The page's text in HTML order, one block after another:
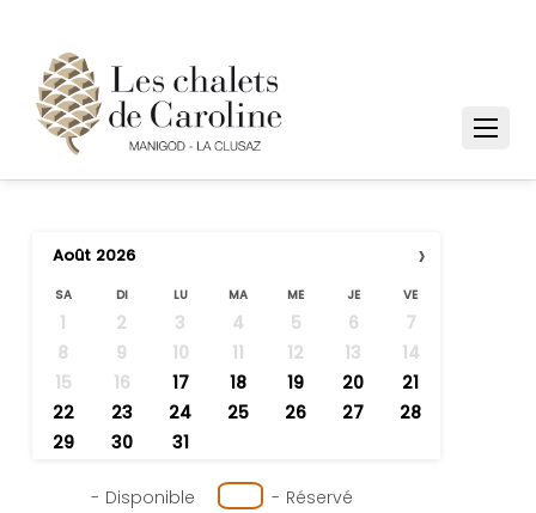
›
Août 2026
SA DI LU MA ME JE VE
1 2 3 4 5 6
7
8
9 10 11 12 13
14
15
16 17 18 19 20
21
22
23 24 25 26 27
28
29
30 31
- Disponible - Réservé